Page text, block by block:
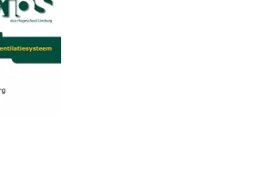
bij de plaatsing van een